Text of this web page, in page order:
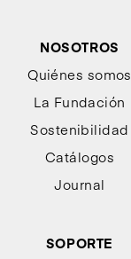
NOSOTROS
Quiénes somos
La Fundación
Sostenibilidad
Catálogos
Journal
SOPORTE